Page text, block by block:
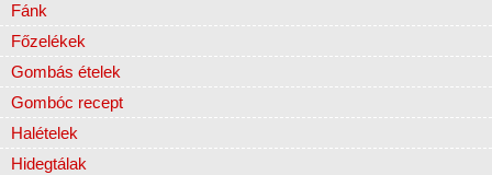
Fánk
Főzelékek
Gombás ételek
Gombóc recept
Halételek
Hidegtálak